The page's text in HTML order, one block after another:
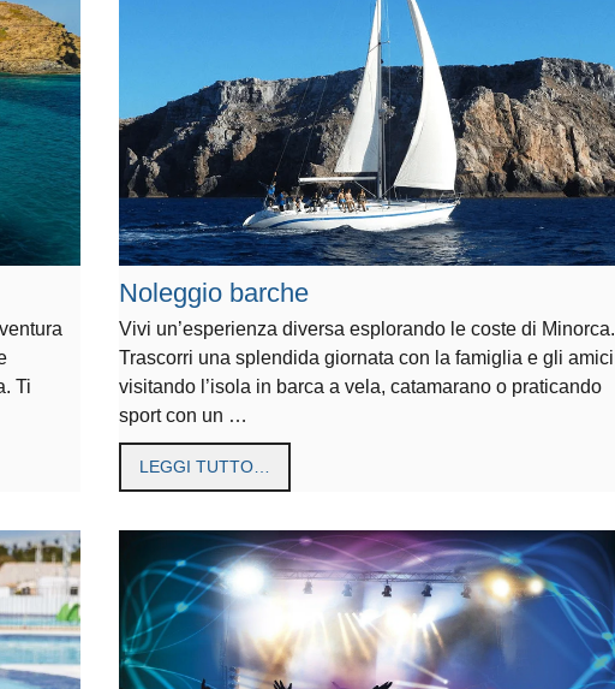
Ti
Noleggio barche
Vivi un’esperienza diversa esplorando le coste di Minorca.
Trascorri una splendida giornata con la famiglia e gli amici
visitando l’isola in barca a vela, catamarano o praticando
sport con un …
LEGGI TUTTO…